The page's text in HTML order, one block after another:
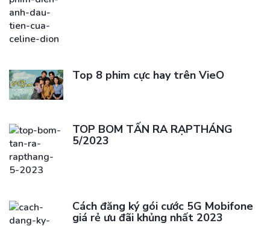
Top 8 phim cực hay trên VieO
TOP BOM TẤN RA RẠPTHÁNG
5/2023
Cách đăng ký gói cước 5G Mobifone
giá rẻ ưu đãi khủng nhất 2023